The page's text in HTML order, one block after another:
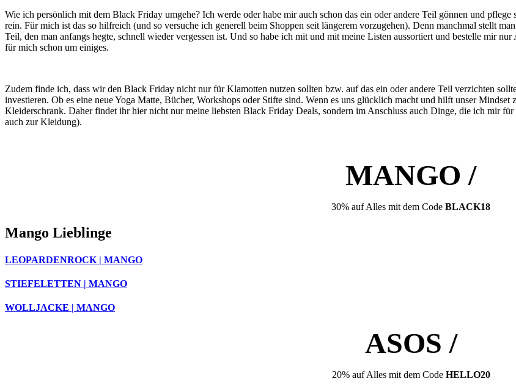
Wie ich persönlich mit dem Black Friday umgehe? Ich werde oder habe mir auch schon das ein oder andere Teil gönnen und
rein. Für mich ist das so hilfreich (und so versuche ich generell beim Shoppen seit längerem vorzugehen). Denn manchmal stellt
Teil, den man anfangs hegte, schnell wieder vergessen ist. Und so habe ich mit und mit meine Listen aussortiert und bestelle mir
für mich schon um einiges.
Zudem finde ich, dass wir den Black Friday nicht nur für Klamotten nutzen sollten bzw. auf das ein oder andere Teil verzichten
investieren. Ob es eine neue Yoga Matte, Bücher, Workshops oder Stifte sind. Wenn es uns glücklich macht und hilft unser
Kleiderschrank. Daher findet ihr hier nicht nur meine liebsten Black Friday Deals, sondern im Anschluss auch Dinge, die ich mir
auch zur Kleidung).
MANGO /
30% auf Alles mit dem Code BLACK18
Mango Lieblinge
LEOPARDENROCK | MANGO
STIEFELETTEN | MANGO
WOLLJACKE | MANGO
ASOS /
20% auf Alles mit dem Code HELLO20